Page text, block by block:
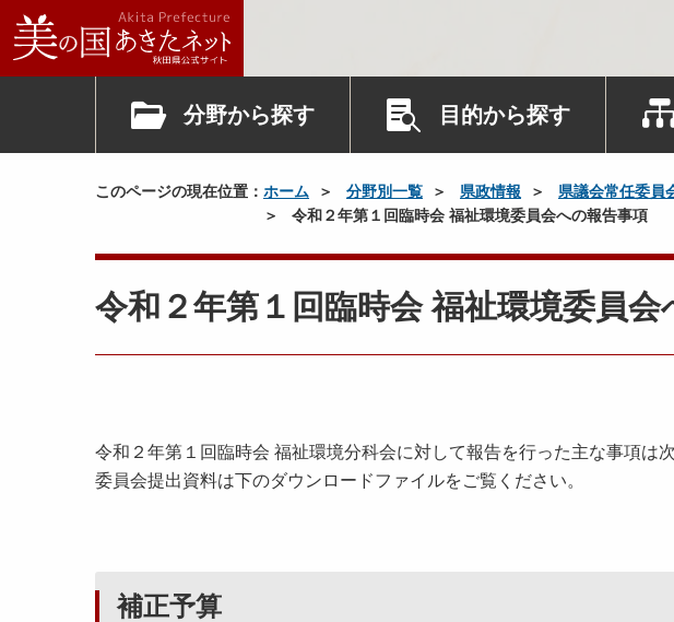
分野から探す 目的から探す
このページの現在位置： ホーム 分野別一覧 県政情報 県議会常任委員
令和２年第１回臨時会 福祉環境委員会への報告事項
令和２年第１回臨時会 福祉環境委員会
令和２年第１回臨時会 福祉環境分科会に対して報告を行った主な事項は
委員会提出資料は下のダウンロードファイルをご覧ください。
補正予算